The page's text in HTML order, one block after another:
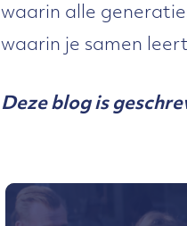
waarin alle
waarin je samen
Deze blog is